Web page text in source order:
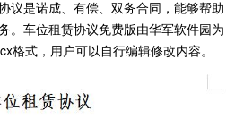
议是诺成、有偿、双务合同，能够帮助
。车位租赁协议免费版由华军软件园为
格式，用户可以自行编辑修改内容。